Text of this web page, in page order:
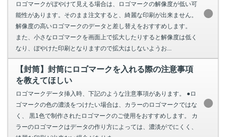
ロゴマークがぼやけて見える場合は、ロゴマークの解像度が低い可
能性があります。そのまま注文すると、綺麗な印刷が出来ません。
解像度の高いロゴマークのデータと差し替えをおすすめします。
また、小さなロゴマークを画面上で拡大したりすると解像度は低く
なり、ぼやけた印刷となりますので拡大はしないようお...
【封筒】封筒にロゴマークを入れる際の注意事項
を教えてほしい
ロゴマークデータ挿入時、下記のような注意事項があります。 ●ロ
ゴマークの色の濃淡をつけたい場合は、カラーのロゴマークではな
く、 黒1色で制作されたロゴマークのご使用をおすすめします。 カ
ラーのロゴマークはデータの作り方によっては、濃淡がでにくく、